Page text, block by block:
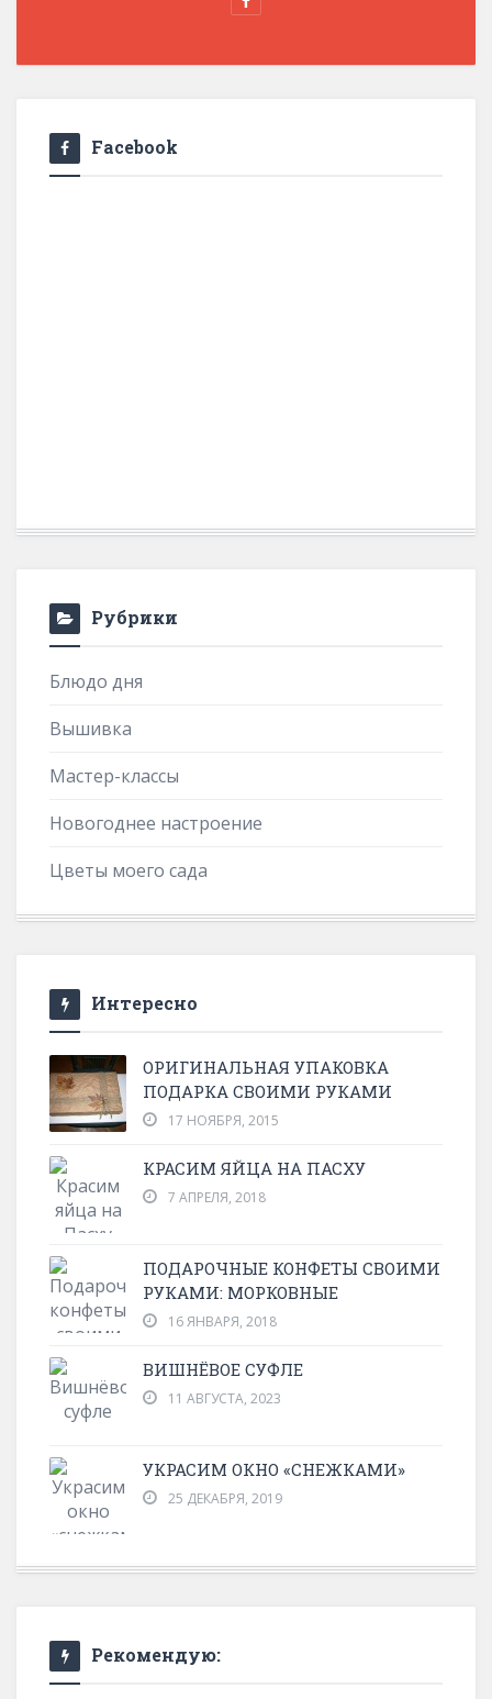
Facebook
Рубрики
Блюдо дня
Вышивка
Мастер-классы
Новогоднее настроение
Цветы моего сада
Интересно
ОРИГИНАЛЬНАЯ УПАКОВКА
ПОДАРКА СВОИМИ РУКАМИ
17 НОЯБРЯ, 2015
КРАСИМ ЯЙЦА НА ПАСХУ
7 АПРЕЛЯ, 2018
ПОДАРОЧНЫЕ КОНФЕТЫ СВОИМИ
РУКАМИ: МОРКОВНЫЕ
16 ЯНВАРЯ, 2018
ВИШНЁВОЕ СУФЛЕ
11 АВГУСТА, 2023
УКРАСИМ ОКНО «СНЕЖКАМИ»
25 ДЕКАБРЯ, 2019
Рекомендую: